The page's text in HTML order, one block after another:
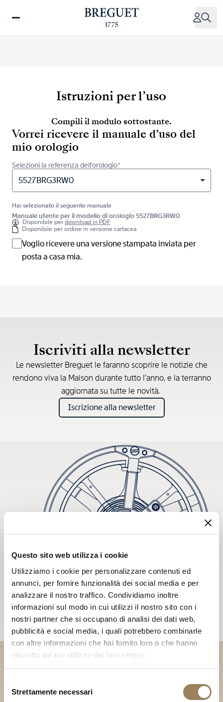
Questo sito web utilizza i cookie
Utilizziamo i cookie per personalizzare contenuti ed
annunci, per fornire funzionalità dei social media e per
analizzare il nostro traffico. Condividiamo inoltre
informazioni sul modo in cui utilizzi il nostro sito con i
nostri partner che si occupano di analisi dei dati web,
pubblicità e social media, i quali potrebbero combinarle
con altre informazioni che hai fornito loro o che hanno
raccolto dal tuo utilizzo dei loro servizi.
delStrettamente necessari
Istruzioni per l’uso
Compili il modulo sottostante.
Vorrei ricevere il manuale d’uso del
mio orologio
Selezioni la referenza dell’orologio*
5527BRG3RW0
Hai selezionato il seguente manuale
Manuale utente per il modello di orologio 5527BRG3RW0
Disponibile perdownload in PDF
Disponibile per ordine in versione cartacea
Voglio ricevere una versione stampata inviata per
posta a casa mia.
Iscriviti alla newsletter
Le newsletter Breguet le faranno scoprire le notizie che
rendono viva la Maison durante tutto l’anno, e la terranno
aggiornata su tutte le novità.
Iscrizione alla newsletter
Scopri le nostre collezioni in
Boutique